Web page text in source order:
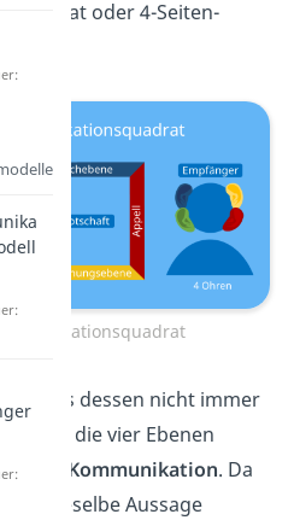
oder 4-Seiten-
wir uns dessen nicht immer
sind die vier Ebenen
jeder Kommunikation. Da
dieselbe Aussage